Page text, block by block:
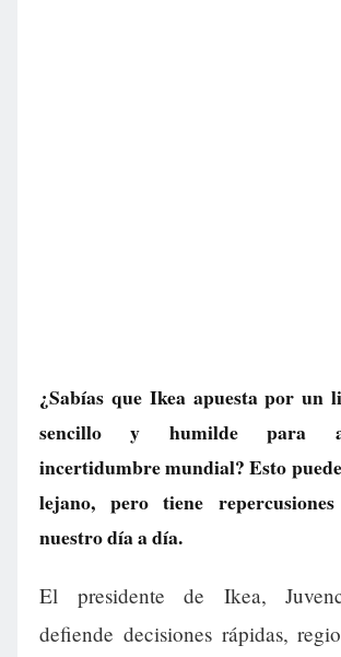
¿Sabías que Ikea apuesta por un
sencillo y humilde para
incertidumbre mundial? Esto
lejano, pero tiene
nuestro día a día.
El presidente de Ikea,
defiende decisiones rápidas,